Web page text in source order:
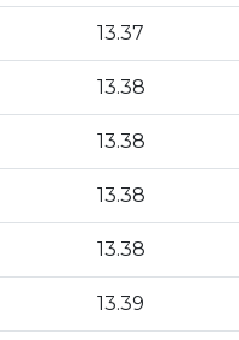
13.37
13.38
13.38
13.38
13.38
13.39